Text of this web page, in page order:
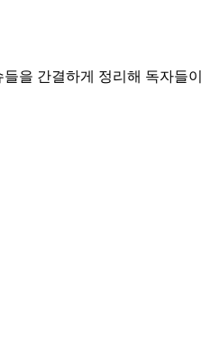
을 간결하게 정리해 독자들이